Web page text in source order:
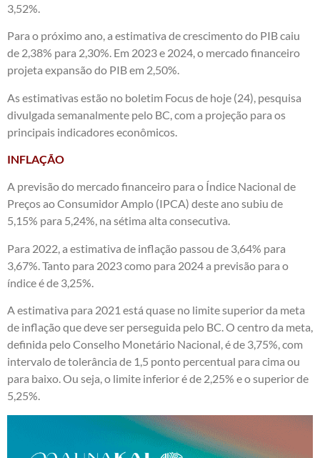
3,52%.
Para o próximo ano, a estimativa de crescimento do PIB caiu
de 2,38% para 2,30%. Em 2023 e 2024, o mercado financeiro
projeta expansão do PIB em 2,50%.
As estimativas estão no boletim Focus de hoje (24), pesquisa
divulgada semanalmente pelo BC, com a projeção para os
principais indicadores econômicos.
INFLAÇÃO
A previsão do mercado financeiro para o Índice Nacional de
Preços ao Consumidor Amplo (IPCA) deste ano subiu de
5,15% para 5,24%, na sétima alta consecutiva.
Para 2022, a estimativa de inflação passou de 3,64% para
3,67%. Tanto para 2023 como para 2024 a previsão para o
índice é de 3,25%.
A estimativa para 2021 está quase no limite superior da meta
de inflação que deve ser perseguida pelo BC. O centro da meta,
definida pelo Conselho Monetário Nacional, é de 3,75%, com
intervalo de tolerância de 1,5 ponto percentual para cima ou
para baixo. Ou seja, o limite inferior é de 2,25% e o superior de
5,25%.